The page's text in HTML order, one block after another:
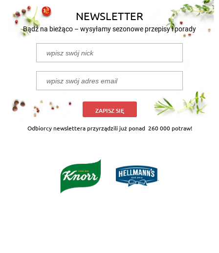
NEWSLETTER
Bądź na bieżąco – wysyłamy sezonowe przepisy i porady
ZAPISZ SIĘ
Odbiorcy newslettera przyrządzili już ponad 260 000 potraw!